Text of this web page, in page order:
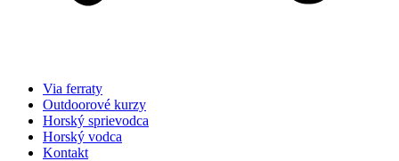
Via ferraty
Outdoorové kurzy
Horský sprievodca
Horský vodca
Kontakt